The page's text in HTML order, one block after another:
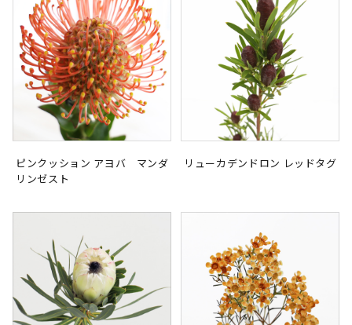
ピンクッション アヨバ マンダ
リンゼスト
リューカデンドロン レッドタグ